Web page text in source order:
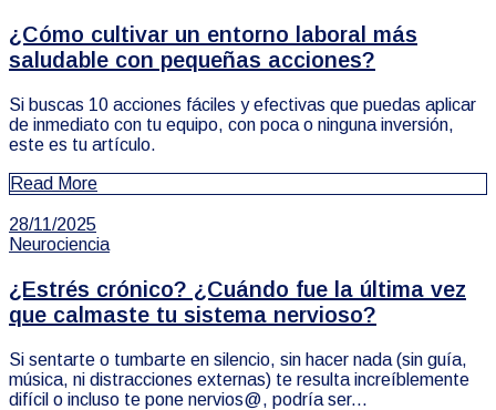
¿Cómo cultivar un entorno laboral más
saludable con pequeñas acciones?
Si buscas 10 acciones fáciles y efectivas que puedas aplicar
de inmediato con tu equipo, con poca o ninguna inversión,
este es tu artículo.
Read More
28/11/2025
Neurociencia
¿Estrés crónico? ¿Cuándo fue la última vez
que calmaste tu sistema nervioso?
Si sentarte o tumbarte en silencio, sin hacer nada (sin guía,
música, ni distracciones externas) te resulta increíblemente
difícil o incluso te pone nervios@, podría ser...